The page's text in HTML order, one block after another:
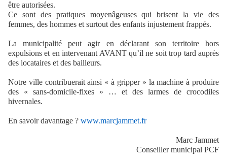
être autorisées.
Ce sont des pratiques moyenâgeuses qui brisent la vie des
femmes, des hommes et surtout des enfants injustement frappés.
La municipalité peut agir en déclarant son territoire hors
expulsions et en intervenant AVANT qu’il ne soit trop tard auprès
des locataires et des bailleurs.
Notre ville contribuerait ainsi « à gripper » la machine à produire
des « sans-domicile-fixes » … et des larmes de crocodiles
hivernales.
En savoir davantage ? www.marcjammet.fr
Marc Jammet
Conseiller municipal PCF